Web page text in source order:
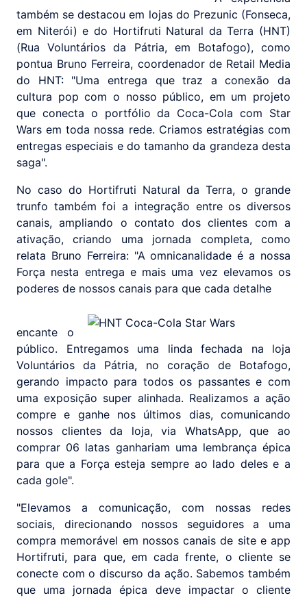
também se destacou em lojas do Prezunic (Fonseca,
em Niterói) e do Hortifruti Natural da Terra (HNT)
(Rua Voluntários da Pátria, em Botafogo), como
pontua Bruno Ferreira, coordenador de Retail Media
do HNT: "Uma entrega que traz a conexão da
cultura pop com o nosso público, em um projeto
que conecta o portfólio da Coca-Cola com Star
Wars em toda nossa rede. Criamos estratégias com
entregas especiais e do tamanho da grandeza desta
saga".
No caso do Hortifruti Natural da Terra, o grande
trunfo também foi a integração entre os diversos
canais, ampliando o contato dos clientes com a
ativação, criando uma jornada completa, como
relata Bruno Ferreira: "A omnicanalidade é a nossa
Força nesta entrega e mais uma vez elevamos os
poderes de nossos canais para que cada detalhe
encante o
público. Entregamos uma linda fechada na loja
Voluntários da Pátria, no coração de Botafogo,
gerando impacto para todos os passantes e com
uma exposição super alinhada. Realizamos a ação
compre e ganhe nos últimos dias, comunicando
nossos clientes da loja, via WhatsApp, que ao
comprar 06 latas ganhariam uma lembrança épica
para que a Força esteja sempre ao lado deles e a
cada gole".
"Elevamos a comunicação, com nossas redes
sociais, direcionando nossos seguidores a uma
compra memorável em nossos canais de site e app
Hortifruti, para que, em cada frente, o cliente se
conecte com o discurso da ação. Sabemos também
que uma jornada épica deve impactar o cliente